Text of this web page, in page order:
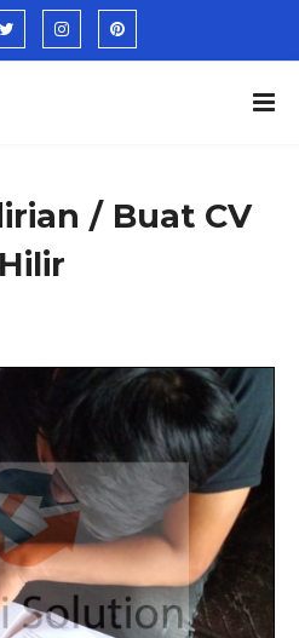
/ Buat CV